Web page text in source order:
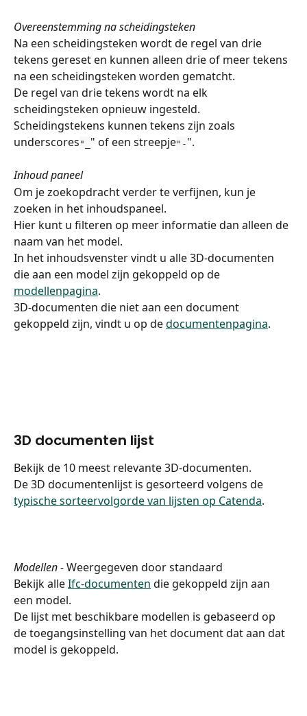
Overeenstemming na scheidingsteken
Na een scheidingsteken wordt de regel van drie
tekens gereset en kunnen alleen drie of meer tekens
na een scheidingsteken worden gematcht.
De regel van drie tekens wordt na elk
scheidingsteken opnieuw ingesteld.
Scheidingstekens kunnen tekens zijn zoals
underscores "_ " of een streepje"- ".
Inhoud paneel
Om je zoekopdracht verder te verfijnen, kun je
zoeken in het inhoudspaneel.
Hier kunt u filteren op meer informatie dan alleen de
naam van het model.
In het inhoudsvenster vindt u alle 3D-documenten
die aan een model zijn gekoppeld op de
modellenpagina.
3D-documenten die niet aan een document
gekoppeld zijn, vindt u op de documentenpagina.
3D documenten lijst
Bekijk de 10 meest relevante 3D-documenten.
De 3D documentenlijst is gesorteerd volgens de
typische sorteervolgorde van lijsten op Catenda.
Modellen - Weergegeven doorstandaard
Bekijk alle Ifc-documenten die gekoppeld zijn aan
een model.
De lijst met beschikbare modellen is gebaseerd op
de toegangsinstelling van het document dat aan dat
model is gekoppeld.